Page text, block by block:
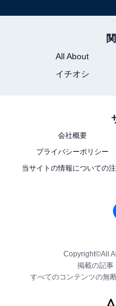
All About
イチオシ
会社概要
プライバシーポリシー
当サイトの情報についての
Copyright©All
掲載の記事
すべてのコンテンツの無